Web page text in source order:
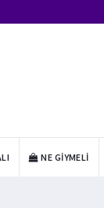
NE GIYMELI